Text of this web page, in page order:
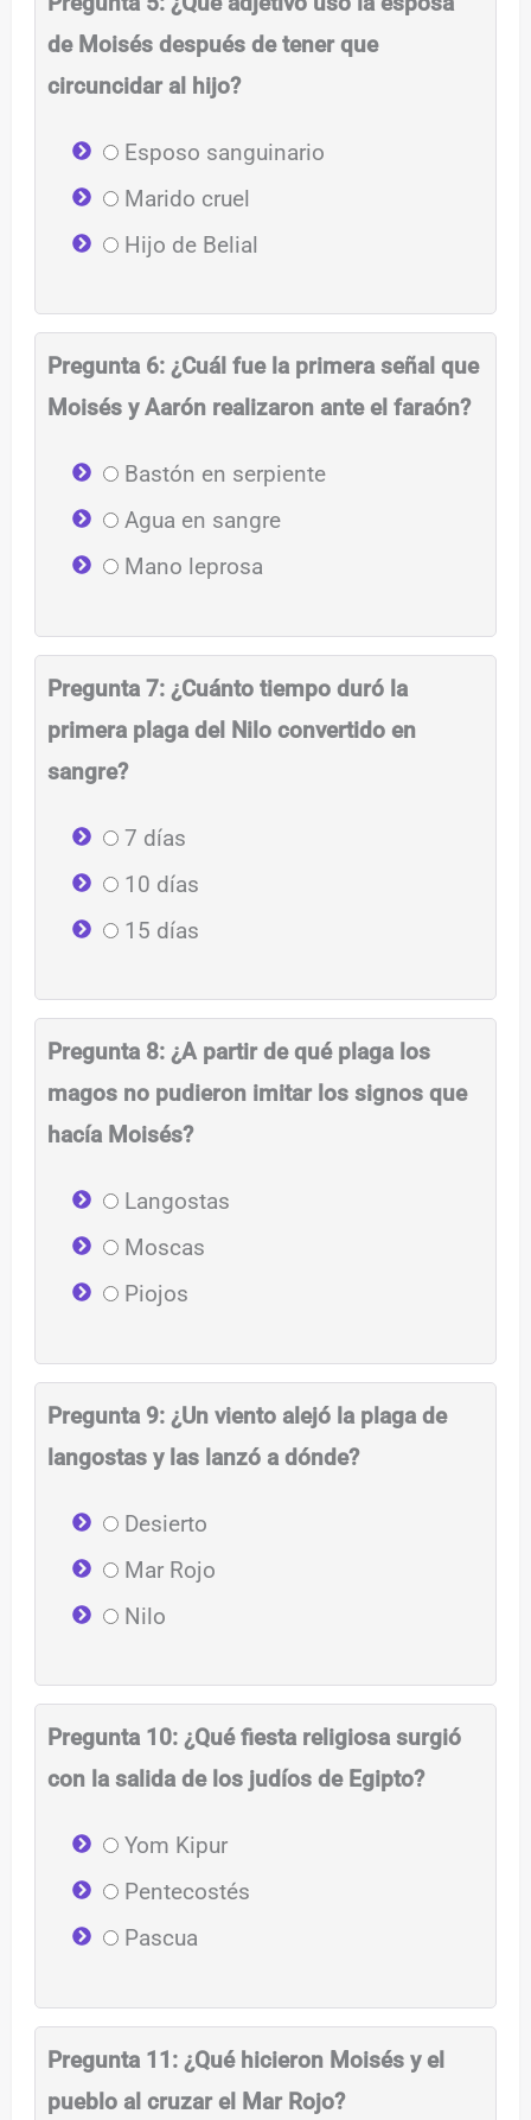
de Moisés después de tener que
circuncidar al hijo?
Esposo sanguinario
Marido cruel
Hijo de Belial
Pregunta 6: ¿Cuál fue la primera señal que
Moisés y Aarón realizaron ante el faraón?
Bastón en serpiente
Agua en sangre
Mano leprosa
Pregunta 7: ¿Cuánto tiempo duró la
primera plaga del Nilo convertido en
sangre?
7 días
10 días
15 días
Pregunta 8: ¿A partir de qué plaga los
magos no pudieron imitar los signos que
hacía Moisés?
Langostas
Moscas
Piojos
Pregunta 9: ¿Un viento alejó la plaga de
langostas y las lanzó a dónde?
Desierto
Mar Rojo
Nilo
Pregunta 10: ¿Qué fiesta religiosa surgió
con la salida de los judíos de Egipto?
Yom Kipur
Pentecostés
Pascua
Pregunta 11: ¿Qué hicieron Moisés y el
pueblo al cruzar el Mar Rojo?